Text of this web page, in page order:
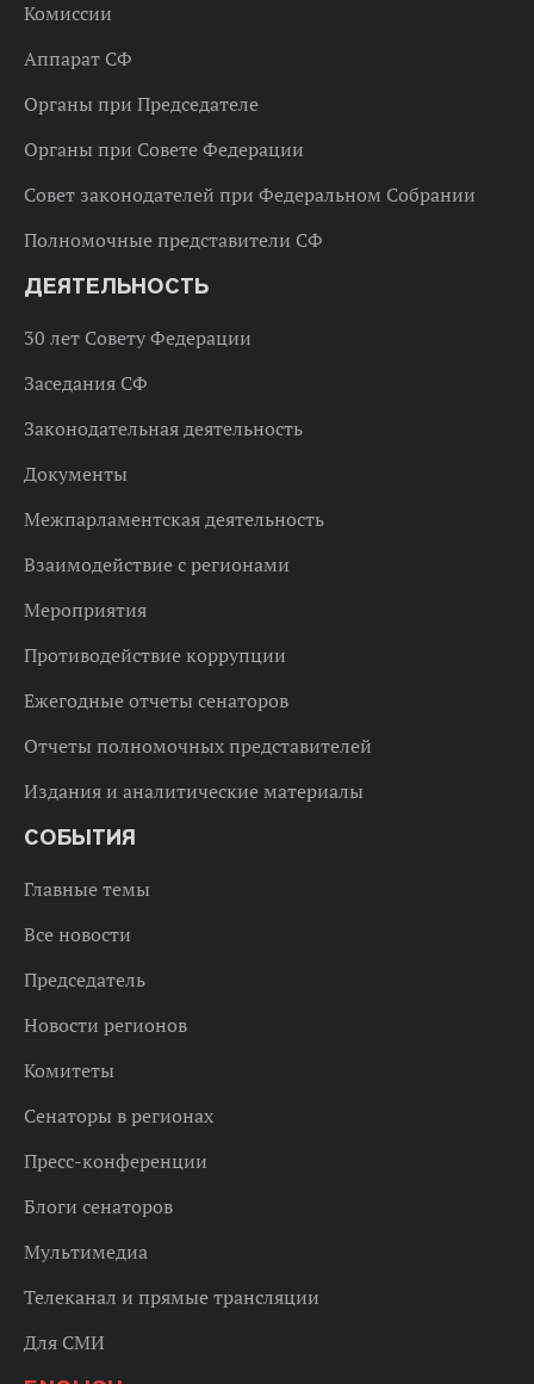
Комиссии
Аппарат СФ
Органы при Председателе
Органы при Совете Федерации
Совет законодателей при Федеральном Собрании
Полномочные представители СФ
ДЕЯТЕЛЬНОСТЬ
30 лет Совету Федерации
Заседания СФ
Законодательная деятельность
Документы
Межпарламентская деятельность
Взаимодействие с регионами
Мероприятия
Противодействие коррупции
Ежегодные отчеты сенаторов
Отчеты полномочных представителей
Издания и аналитические материалы
СОБЫТИЯ
Главные темы
Все новости
Председатель
Новости регионов
Комитеты
Сенаторы в регионах
Пресс-конференции
Блоги сенаторов
Мультимедиа
Телеканал и прямые трансляции
Для СМИ